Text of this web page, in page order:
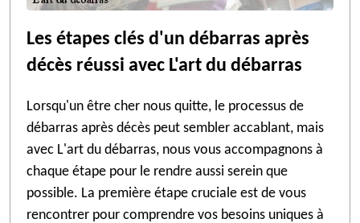
Les étapes clés d'un débarras après
décès réussi avec L'art du débarras
Lorsqu'un être cher nous quitte, le processus de
débarras après décès peut sembler accablant, mais
avec L'art du débarras, nous vous accompagnons à
chaque étape pour le rendre aussi serein que
possible. La première étape cruciale est de vous
rencontrer pour comprendre vos besoins uniques à